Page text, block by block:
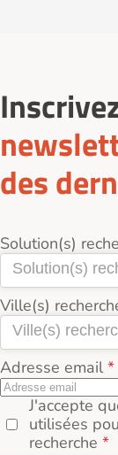
des
Solution(s)
Ville(s)
Adresse email
J'accepte
utilisées
recherche